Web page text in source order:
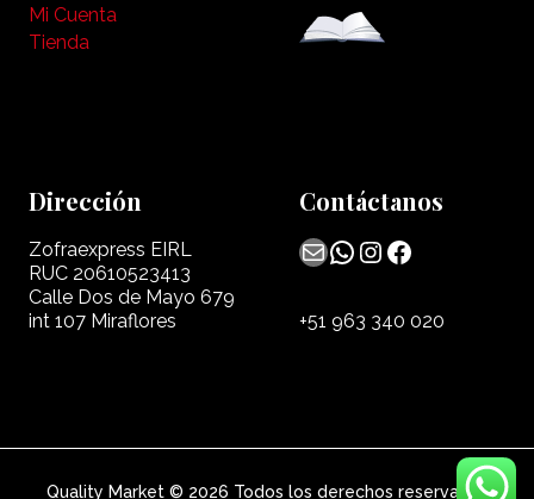
Mi Cuenta
Tienda
Dirección
Zofraexpress EIRL
RUC 20610523413
Calle Dos de Mayo 679
int 107 Miraflores
Contáctanos
MailWhatsApp
Instagram
Facebook
+51 963 340 020
Quality Market © 2026 Todos los derechos reservados